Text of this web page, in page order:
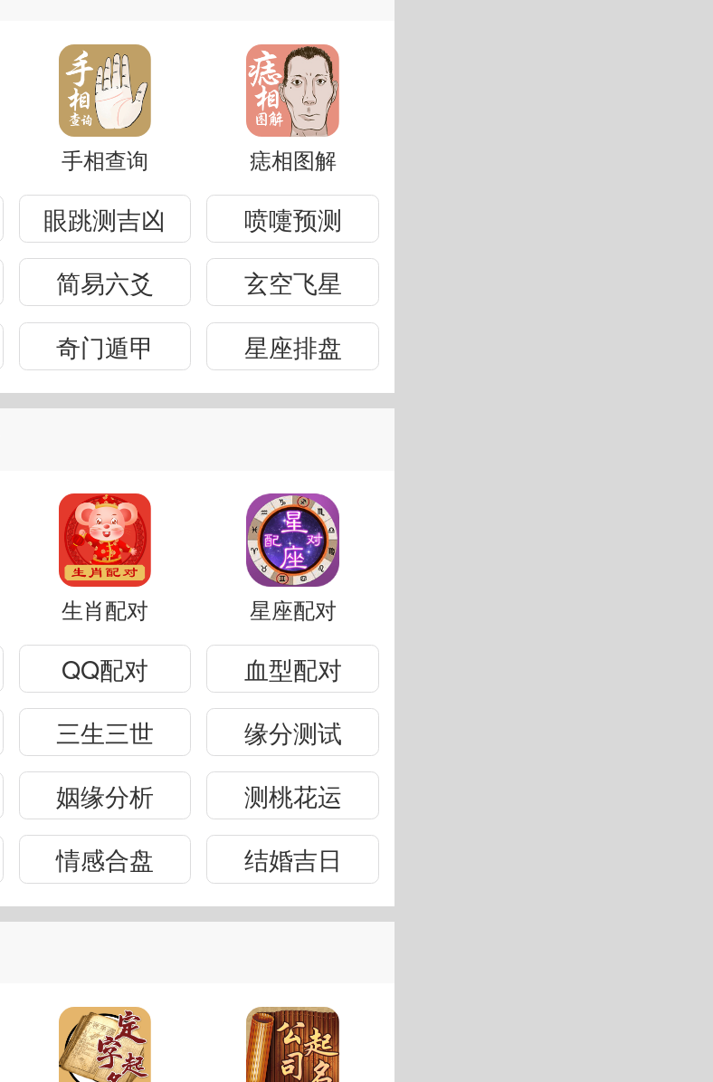
手相查询 痣相图解
眼跳测吉凶
喷嚏预测
简易六爻
玄空飞星
奇门遁甲 星座排盘
生肖配对 星座配对
QQ配对
血型配对
三生三世
缘分测试
姻缘分析
测桃花运
情感合盘 结婚吉日